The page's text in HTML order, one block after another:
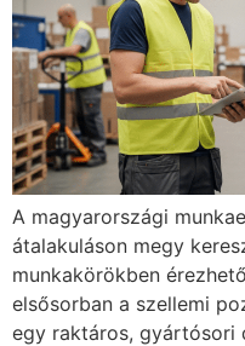
A magyarországi
átalakuláson megy
munkakörökben
elsősorban a szellemi
egy raktáros,